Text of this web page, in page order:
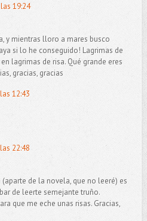
19:24
y mientras lloro a mares busco
si lo he conseguido! Lagrimas de
lagrimas de risa. Qué grande eres
gracias, gracias
12:43
22:48
de la novela, que no leeré) es
de leerte semejante truño.
que me eche unas risas. Gracias,